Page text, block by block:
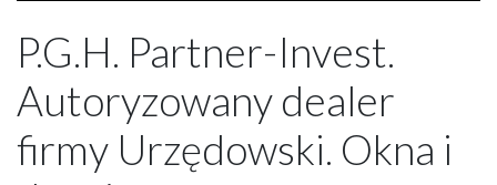
P.G.H. Partner-Invest.
Autoryzowany dealer
firmy Urzędowski. Okna i